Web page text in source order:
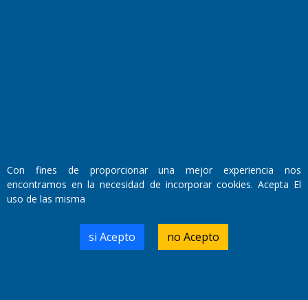
Primera edición: Domingo 3 de Mayo de 1992
Miembro de ADIRA,ADEPA y CPPAL
Propietario: El Diario SRL
Walter René Goñi
Con fines de proporcionar una mejor experiencia nos
encontramos en la necesidad de incorporar cookies. Acepta El
uso de las misma
si Acepto no Acepto